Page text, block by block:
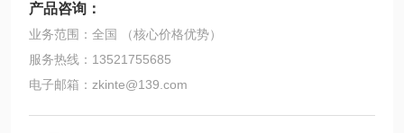
产品咨询：
业务范围：全国 （核心价格优势）
服务热线：13521755685
电子邮箱：zkinte@139.com